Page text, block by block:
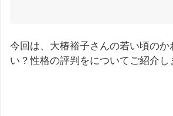
今回は、大椿裕子さんの若い頃のか
い？性格の評判をについてご紹介し